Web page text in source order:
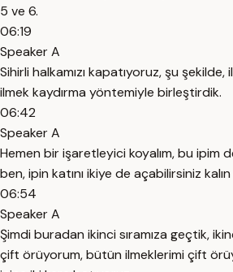
5 ve 6.
06:19
Speaker A
Sihirli halkamızı kapatıyoruz, şu
ilmek kaydırma yöntemiyle birleştirdik.
06:42
Speaker A
Hemen bir işaretleyici koyalım, bu ipim
ben, ipin katını ikiye de açabilirsiniz
06:54
Speaker A
Şimdi buradan ikinci sıramıza geçtik,
çift örüyorum, bütün ilmeklerimi çift